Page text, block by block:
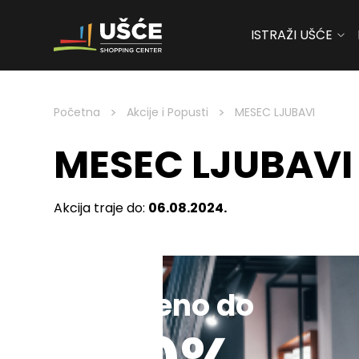
Skip to content
ISTRAŽI UŠĆE
Početna > Akcije i Popusti > MESEC LJUBAVI
MESEC LJUBAVI
Akcija traje do: 06.08.2024.
Sniženo do